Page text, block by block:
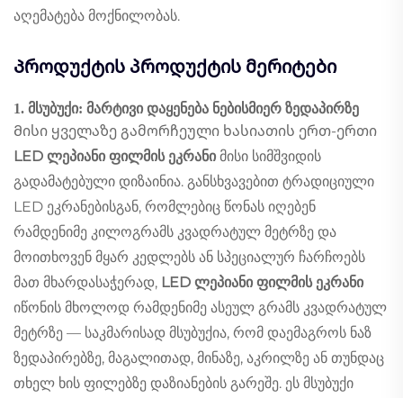
აღემატება მოქნილობას.
Პროდუქტის პროდუქტის მერიტები
1. მსუბუქი: მარტივი დაყენება ნებისმიერ ზედაპირზე
Მისი ყველაზე გამორჩეული ხასიათის ერთ-ერთი
LED ლეპიანი ფილმის ეკრანი მისი სიმშვიდის
გადამატებული დიზაინია. განსხვავებით ტრადიციული
LED ეკრანებისგან, რომლებიც წონას იღებენ
რამდენიმე კილოგრამს კვადრატულ მეტრზე და
მოითხოვენ მყარ კედლებს ან სპეციალურ ჩარჩოებს
მათ მხარდასაჭერად, LED ლეპიანი ფილმის ეკრანი
იწონის მხოლოდ რამდენიმე ასეულ გრამს კვადრატულ
მეტრზე — საკმარისად მსუბუქია, რომ დაემაგროს ნაზ
ზედაპირებზე, მაგალითად, მინაზე, აკრილზე ან თუნდაც
თხელ ხის ფილებზე დაზიანების გარეშე. ეს მსუბუქი